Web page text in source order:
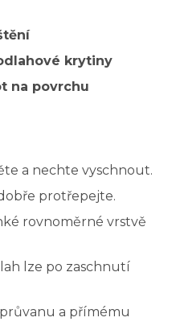
krytiny
na povrchu
a nechte vyschnout.
protřepejte.
rovnoměrné vrstvě
lze po zaschnutí
a přímému